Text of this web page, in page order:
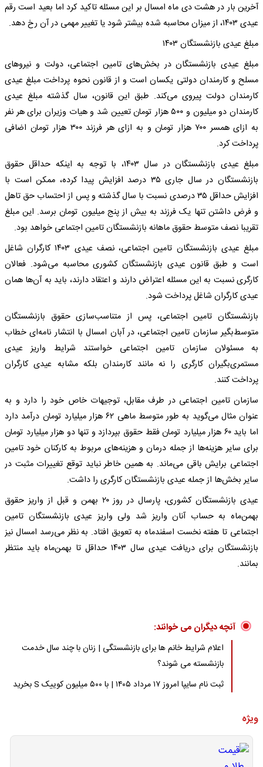
آخرین بار در هشت دی ماه امسال بر این مسئله تاکید کرد اما بعید است رقم
عیدی ۱۴۰۳، از میزان محاسبه شده بیشتر شود یا تغییر مهمی در آن رخ دهد.
مبلغ عیدی بازنشستگان ۱۴۰۳
مبلغ عیدی بازنشستگان در بخش‌های تامین اجتماعی، دولت و نیروهای
مسلح و کارمندان دولتی یکسان است و از قانون نحوه پرداخت مبلغ عیدی
کارمندان دولت پیروی می‌کند. طبق این قانون، سال گذشته مبلغ عیدی
کارمندان دو میلیون و ۵۰۰ هزار تومان تعیین شد و هیات وزیران برای هر نفر
به ازای همسر ۷۰۰ هزار تومان و به ازای هر فرزند ۳۰۰ هزار تومان اضافی
پرداخت کرد.
مبلغ عیدی بازنشستگان در سال ۱۴۰۳، با توجه به اینکه حداقل حقوق
بازنشستگان در سال جاری ۳۵ درصد افزایش پیدا کرده، ممکن است با
افزایش حداقل ۳۵ درصدی نسبت با سال گذشته و پس از احتساب حق تاهل
و فرض داشتن تنها یک فرزند به بیش از پنج میلیون تومان برسد. این مبلغ
تقریبا نصف متوسط حقوق ماهانه بازنشستگان تامین اجتماعی خواهد بود.
مبلغ عیدی بازنشستگان تامین اجتماعی، نصف عیدی ۱۴۰۳ کارگران شاغل
است و طبق قانون عیدی بازنشستگان کشوری محاسبه می‌شود. فعالان
کارگری نسبت به این مسئله اعتراض دارند و اعتقاد دارند، باید به آن‌ها همان
عیدی کارگران شاغل پرداخت شود.
بازنشستگان تامین اجتماعی، پس از متناسب‌سازی حقوق بازنشستگان
متوسط‌بگیر سازمان تامین اجتماعی، در آبان امسال با انتشار نامه‌ای خطاب
به مسئولان سازمان تامین اجتماعی خواستند شرایط واریز عیدی
مستمری‌بگیران کارگری را نه مانند کارمندان بلکه مشابه عیدی کارگران
پرداخت کنند.
سازمان تامین اجتماعی در طرف مقابل، توجیهات خاص خود را دارد و به
عنوان مثال می‌گوید به طور متوسط ماهی ۶۲ هزار میلیارد تومان درآمد دارد
اما باید ۶۰ هزار میلیارد تومان فقط حقوق بپردازد و تنها دو هزار میلیارد تومان
برای سایر هزینه‌ها از جمله درمان و هزینه‌های مربوط به کارکنان خود تامین
اجتماعی برایش باقی می‌ماند. به همین خاطر نباید توقع تغییرات مثبت در
سایر بخش‌ها از جمله عیدی بازنشستگان کارگری را داشت.
عیدی بازنشستگان کشوری، پارسال در روز ۲۰ بهمن و قبل از واریز حقوق
بهمن‌ماه به حساب آنان واریز شد ولی واریز عیدی بازنشستگان تامین
اجتماعی تا هفته نخست اسفندماه به تعویق افتاد. به نظر می‌رسد امسال نیز
بازنشستگان برای دریافت عیدی سال ۱۴۰۳ حداقل تا بهمن‌ماه باید منتظر
بمانند.
آنچه دیگران می خوانند:
اعلام شرایط خانم ها برای بازنشستگی | زنان با چند سال خدمت
بازنشسته می شوند؟
ثبت نام سایپا امروز ۱۷ مرداد ۱۴۰۵ | با ۵۰۰ میلیون کوییک S بخرید
ویژه